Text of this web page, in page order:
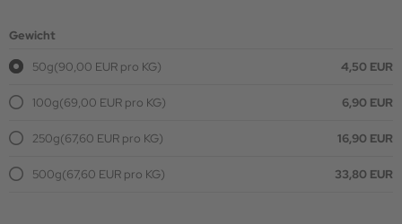
Gewicht
50g(90,00 EUR pro KG) 4,50 EUR
100g(69,00 EUR pro KG) 6,90 EUR
250g(67,60 EUR pro KG) 16,90 EUR
500g(67,60 EUR pro KG) 33,80 EUR